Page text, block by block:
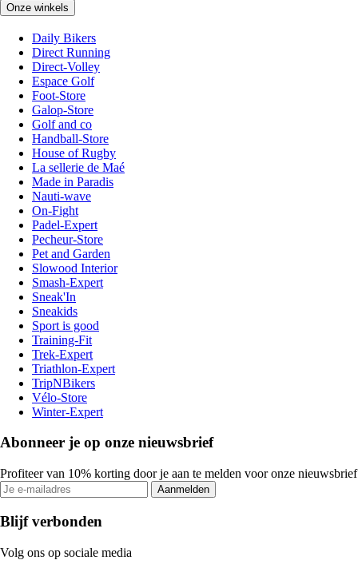
Onze winkels
Daily Bikers
Direct Running
Direct-Volley
Espace Golf
Foot-Store
Galop-Store
Golf and co
Handball-Store
House of Rugby
La sellerie de Maé
Made in Paradis
Nauti-wave
On-Fight
Padel-Expert
Pecheur-Store
Pet and Garden
Slowood Interior
Smash-Expert
Sneak'In
Sneakids
Sport is good
Training-Fit
Trek-Expert
Triathlon-Expert
TripNBikers
Vélo-Store
Winter-Expert
Abonneer je op onze nieuwsbrief
Profiteer van 10% korting door je aan te melden voor onze nieuwsbrief
Aanmelden
Blijf verbonden
Volg ons op sociale media